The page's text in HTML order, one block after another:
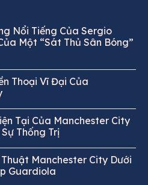
Nổi Tiếng Của Sergio
Một “Sát Thủ Sân Bóng”
Thoại Vĩ Đại Của
Tại Của Manchester City
Thống Trị
Thuật Manchester City Dưới
Guardiola